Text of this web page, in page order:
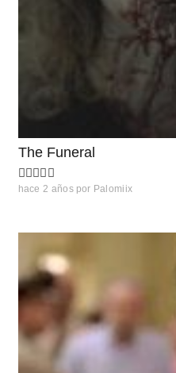
The Funeral
hace 2 años por Palomiix